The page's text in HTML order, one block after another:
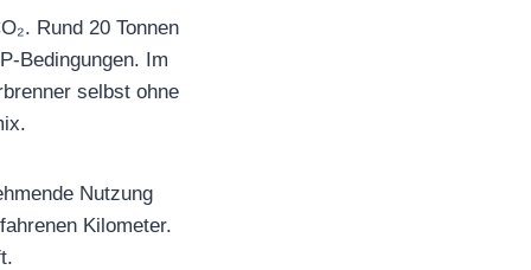
Rund 20 Tonnen
Bedingungen. Im
selbst ohne
Nutzung
Kilometer.